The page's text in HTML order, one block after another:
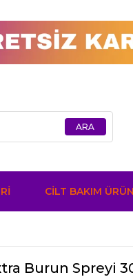
CİLT BAKIM
Burun Spreyi